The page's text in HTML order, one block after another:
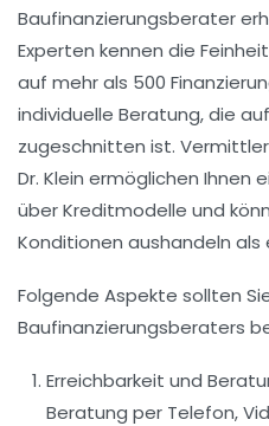
Baufinanzierungsberater
Experten kennen die
auf mehr als 500
individuelle Beratung, die
zugeschnitten ist.
Dr. Klein ermöglichen Ihnen
über Kreditmodelle und
Konditionen aushandeln als
Folgende Aspekte sollten
Baufinanzierungsberaters
Erreichbarkeit und
Beratung per Telefon,